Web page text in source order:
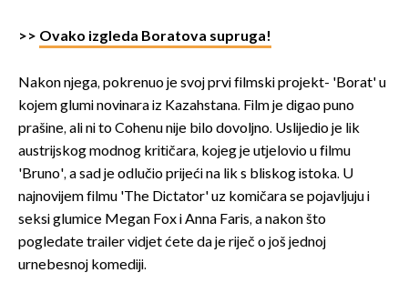
>> Ovako izgleda Boratova supruga!
Nakon njega, pokrenuo je svoj prvi filmski projekt- 'Borat' u
kojem glumi novinara iz Kazahstana. Film je digao puno
prašine, ali ni to Cohenu nije bilo dovoljno. Uslijedio je lik
austrijskog modnog kritičara, kojeg je utjelovio u filmu
'Bruno', a sad je odlučio prijeći na lik s bliskog istoka. U
najnovijem filmu 'The Dictator' uz komičara se pojavljuju i
seksi glumice Megan Fox i Anna Faris, a nakon što
pogledate trailer vidjet ćete da je riječ o još jednoj
urnebesnoj komediji.